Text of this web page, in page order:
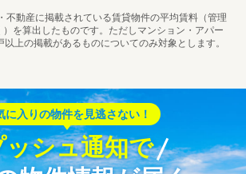
不動産に掲載されている賃貸物件の平均賃料（管理
を算出したものです。ただしマンション・アパー
以上の掲載があるものについてのみ対象とします。
に入りの物件を見逃さない！
ッシュ通知で